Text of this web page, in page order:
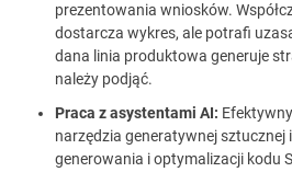
prezentowania wniosków.
dostarcza wykres, ale potrafi
dana linia produktowa generuje
należy podjąć.
Praca z asystentami AI:
narzędzia generatywnej sztucznej
generowania i optymalizacji kodu